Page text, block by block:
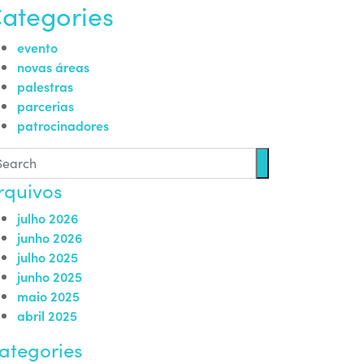
evento
novas áreas
palestras
parcerias
patrocinadores
julho 2026
junho 2026
julho 2025
junho 2025
maio 2025
abril 2025